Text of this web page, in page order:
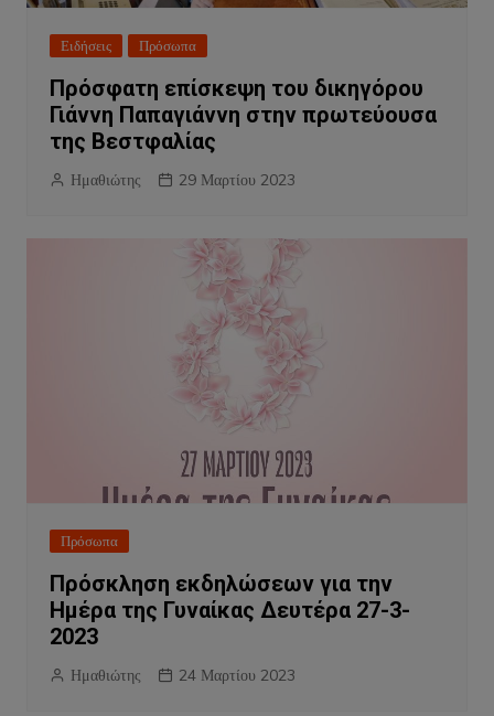
Ειδήσεις Πρόσωπα
Πρόσφατη επίσκεψη του δικηγόρου
Γιάννη Παπαγιάννη στην πρωτεύουσα
της Βεστφαλίας
Ημαθιώτης 29 Μαρτίου 2023
Πρόσωπα
Πρόσκληση εκδηλώσεων για την
Ημέρα της Γυναίκας Δευτέρα 27-3-
2023
Ημαθιώτης 24 Μαρτίου 2023